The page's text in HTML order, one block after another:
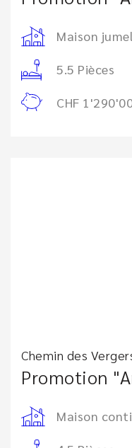
Maison
5.5 Pièces
CHF
Chemin des
Promotion
Maison